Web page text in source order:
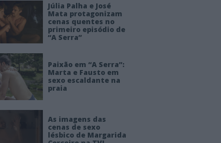
Júlia Palha e José
Mata protagonizam
cenas quentes no
primeiro episódio de
“A Serra”
Paixão em “A Serra”:
Marta e Fausto em
sexo escaldante na
praia
As imagens das
cenas de sexo
lésbico de Margarida